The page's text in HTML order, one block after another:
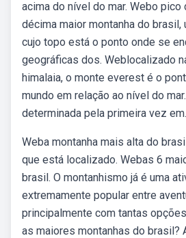
acima do nível do mar. Webo
décima maior montanha do brasil,
cujo topo está o ponto onde se
geográficas dos. Weblocalizado
himalaia, o monte everest é o
mundo em relação ao nível do
determinada pela primeira vez em.
Weba montanha mais alta do
que está localizado. Webas 6
brasil. O montanhismo já é uma
extremamente popular entre
principalmente com tantas
as maiores montanhas do brasil?